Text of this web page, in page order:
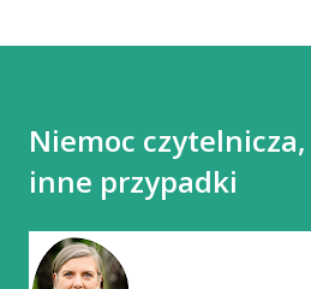
Niemoc
inne przypadki